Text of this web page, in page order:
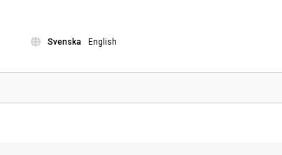
Svenska English